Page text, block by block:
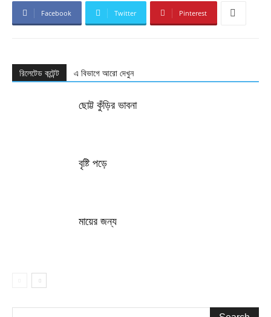
Facebook Twitter Pinterest
রিলেটেড কন্টেন্ট এ বিভাগে আরো দেখুন
ছোট্ট কুঁড়ির ভাবনা
বৃষ্টি পড়ে
মায়ের জন্য